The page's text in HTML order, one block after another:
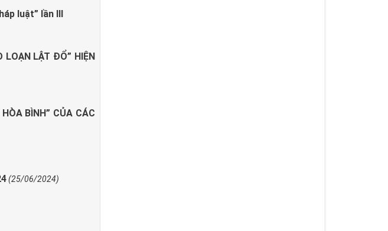
luật” lần III
LOẠN LẬT ĐỔ” HIỆN
BÌNH” CỦA CÁC
(25/06/2024)